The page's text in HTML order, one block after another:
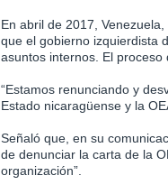
En abril de 2017,
que el gobierno izquierdista
asuntos internos. El proceso
“Estamos renunciando y
Estado nicaragüense y la
Señaló que, en su
de denunciar la carta de la
organización”.